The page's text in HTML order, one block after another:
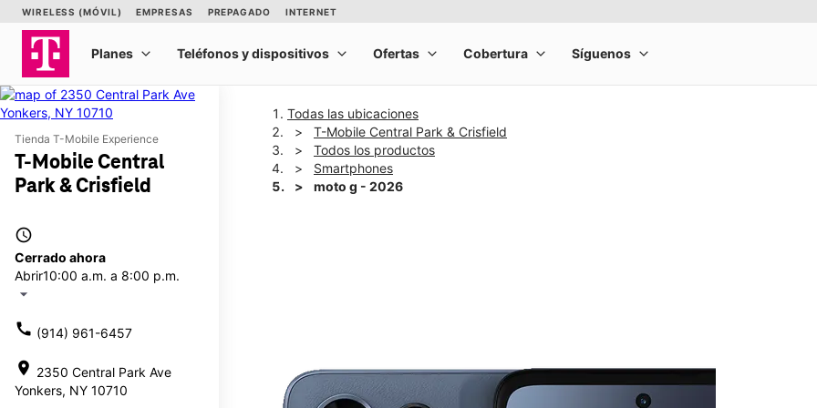
Tienda T-Mobile Experience
T-Mobile Central
Park & Crisfield
access_time
Cerrado ahora
Abrir10:00 a.m. a 8:00 p.m.
arrow_drop_down
call (914) 961-6457
location_on 2350 Central Park Ave
Yonkers, NY 10710
Todas las ubicaciones
T-Mobile Central Park & Crisfield
Todos los productos
Smartphones
moto g - 2026